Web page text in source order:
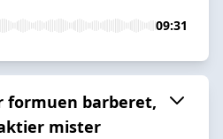
09:31
formuen barberet,
mister